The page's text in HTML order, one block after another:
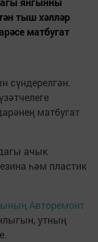
тыш хәлләр
матбугат
сүндерелгән.
матбугат
ачык
һәм пластик
Авторемонт
утның